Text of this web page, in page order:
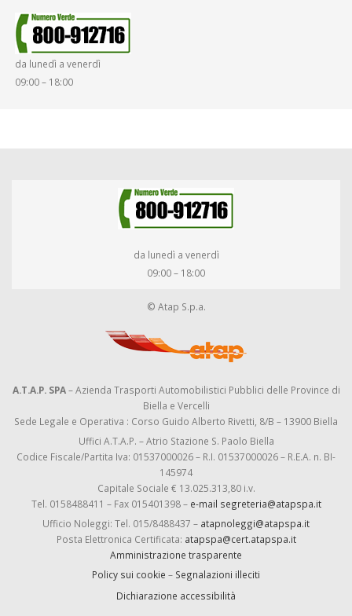
da lunedì a venerdì
09:00 – 18:00
da lunedì a venerdì
09:00 – 18:00
© Atap S.p.a.
A.T.A.P. SPA– Azienda Trasporti Automobilistici Pubblici delle Province di
Biella e Vercelli
Sede Legale e Operativa : Corso Guido Alberto Rivetti, 8/B – 13900 Biella
Uffici A.T.A.P. – Atrio Stazione S. Paolo Biella
Codice Fiscale/Partita Iva: 01537000026 – R.I. 01537000026 – R.E.A. n. BI-
145974
Capitale Sociale € 13.025.313,80 i.v.
Tel. 0158488411 – Fax 015401398 – e-mail segreteria@atapspa.it
Ufficio Noleggi: Tel. 015/8488437 – atapnoleggi@atapspa.it
Posta Elettronica Certificata: atapspa@cert.atapspa.it
Amministrazione trasparente
Policy sui cookie – Segnalazioni illeciti
Dichiarazione accessibilità